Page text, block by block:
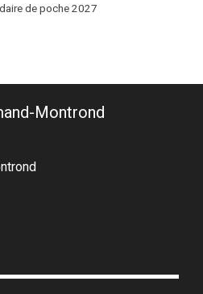
de poche 2027
Montrond